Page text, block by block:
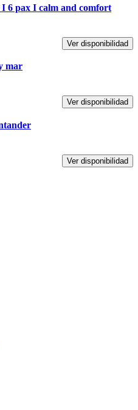
6 pax I calm and comfort
Ver disponibilidad
mar
Ver disponibilidad
Ver disponibilidad